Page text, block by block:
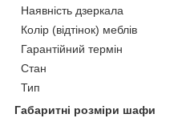
Наявність дзеркала
Колір (відтінок) меблів
Гарантійний термін
Стан
Тип
Габаритні розміри шафи